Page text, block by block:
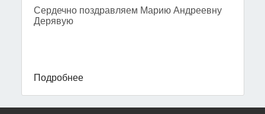
Сердечно поздравляем Марию Андреевну
Дерявую
Подробнее